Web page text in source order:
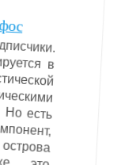
в
Но есть
это
как
дело в
места.